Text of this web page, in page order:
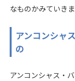
なものかみていきま
アンコンシャ
の
アンコンシャス・